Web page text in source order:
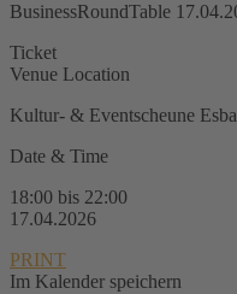
BusinessRoundTable
Ticket
Venue Location
Kultur- & Eventscheune
Date & Time
18:00 bis 22:00
17.04.2026
PRINT
Im Kalender speichern